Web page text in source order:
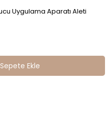
Uygulama Aparatı Aleti
Sepete Ekle